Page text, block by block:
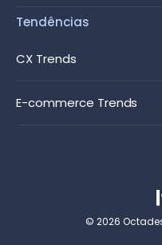
Tendências
CX Trends
E-commerce Trends
© 2026